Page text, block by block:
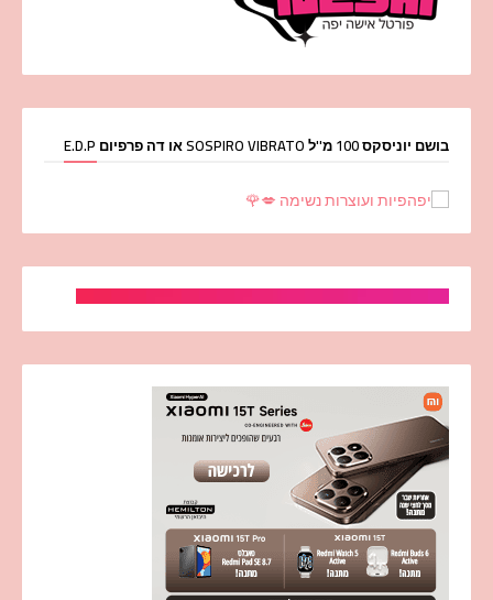
בושם יוניסקס 100 מ''ל SOSPIRO VIBRATO או דה פרפיום E.D.P